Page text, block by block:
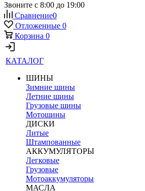
Звоните с 8:00 до 19:00
Сравнение0
Отложенные 0
Корзина 0
КАТАЛОГ
ШИНЫ
Зимние шины
Летние шины
Грузовые шины
Мотошины
ДИСКИ
Литые
Штампованные
АККУМУЛЯТОРЫ
Легковые
Грузовые
Мотоаккумуляторы
МАСЛА